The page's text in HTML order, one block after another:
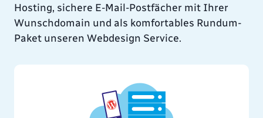
Hosting, sichere E-Mail-Postfächer mit Ihrer
Wunschdomain und als komfortables Rundum-
Paket unseren Webdesign Service.